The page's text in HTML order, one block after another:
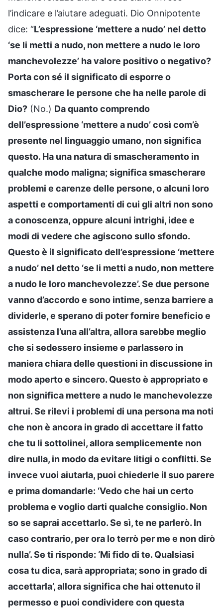
l’indicare e l’aiutare adeguati. Dio Onnipotente
dice: “L’espressione ‘mettere a nudo’ nel detto
‘se li metti a nudo, non mettere a nudo le loro
manchevolezze’ ha valore positivo o negativo?
Porta con sé il significato di esporre o
smascherare le persone che ha nelle parole di
Dio? (No.) Da quanto comprendo
dell’espressione ‘mettere a nudo’ così com’è
presente nel linguaggio umano, non significa
questo. Ha una natura di smascheramento in
qualche modo maligna; significa smascherare
problemi e carenze delle persone, o alcuni loro
aspetti e comportamenti di cui gli altri non sono
a conoscenza, oppure alcuni intrighi, idee e
modi di vedere che agiscono sullo sfondo.
Questo è il significato dell’espressione ‘mettere
a nudo’ nel detto ‘se li metti a nudo, non mettere
a nudo le loro manchevolezze’. Se due persone
vanno d’accordo e sono intime, senza barriere a
dividerle, e sperano di poter fornire beneficio e
assistenza l’una all’altra, allora sarebbe meglio
che si sedessero insieme e parlassero in
maniera chiara delle questioni in discussione in
modo aperto e sincero. Questo è appropriato e
non significa mettere a nudo le manchevolezze
altrui. Se rilevi i problemi di una persona ma noti
che non è ancora in grado di accettare il fatto
che tu li sottolinei, allora semplicemente non
dire nulla, in modo da evitare litigi o conflitti. Se
invece vuoi aiutarla, puoi chiederle il suo parere
e prima domandarle: ‘Vedo che hai un certo
problema e voglio darti qualche consiglio. Non
so se saprai accettarlo. Se sì, te ne parlerò. In
caso contrario, per ora lo terrò per me e non dirò
nulla’. Se ti risponde: ‘Mi fido di te. Qualsiasi
cosa tu dica, sarà appropriata; sono in grado di
accettarla’, allora significa che hai ottenuto il
permesso e puoi condividere con questa